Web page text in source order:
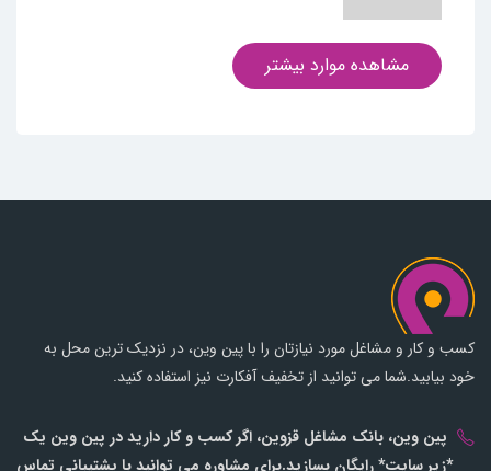
مشاهده موارد بیشتر
کسب و کار و مشاغل مورد نیازتان را با پین وین، در نزدیک ترین محل به
خود بیابید.شما می توانید از تخفیف آفکارت نیز استفاده کنید.
پین وین، بانک مشاغل قزوین، اگر کسب و کار دارید در پین وین یک
*زیر سایت* رایگان بسازید.برای مشاوره می توانید با پشتیبانی تماس